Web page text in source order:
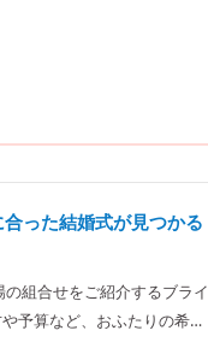
った結婚式が見つかる
組合せをご紹介するブライ
予算など、おふたりの希望